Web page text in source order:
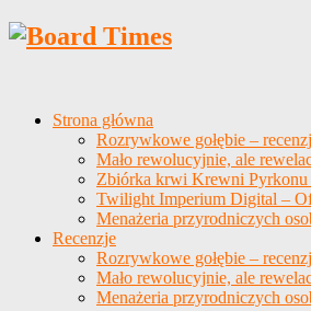
Strona główna
Rozrywkowe gołębie –
Mało rewolucyjnie, ale
Zbiórka krwi Krewni Pyrkonu
Twilight Imperium Digital –
Menażeria przyrodniczych
Recenzje
Rozrywkowe gołębie –
Mało rewolucyjnie, ale
Menażeria przyrodniczych